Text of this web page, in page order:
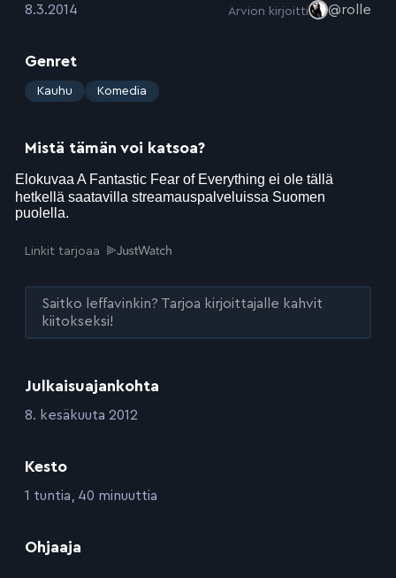
Julkaisuajankohta
:8. kesäkuuta 2012
Kesto
:1 tuntia, 40 minuuttia
Ohjaaja
:8.3.2014 Arvion kirjoitti @rolle
Genret
: Kauhu Komedia
Mistä tämän voi katsoa?
Linkit tarjoaa
Saitko leffavinkin? Tarjoa kirjoittajalle kahvit
kiitokseksi!